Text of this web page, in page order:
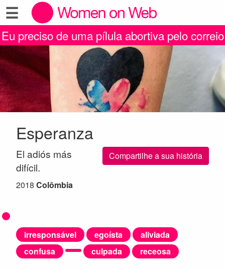
☰
Eu preciso de uma pílula abortiva pelo correio
Esperanza
Compartilhe a sua história
El adiós más
difícil.
2018 Colômbia
irresponsável egoísta
aliviada
confusa
culpada receosa